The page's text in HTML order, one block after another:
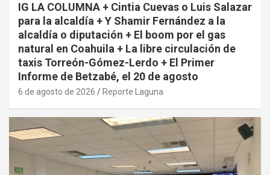
IG LA COLUMNA + Cintia Cuevas o Luis Salazar
para la alcaldía + Y Shamir Fernández a la
alcaldía o diputación + El boom por el gas
natural en Coahuila + La libre circulación de
taxis Torreón-Gómez-Lerdo + El Primer
Informe de Betzabé, el 20 de agosto
6 de agosto de 2026 Reporte Laguna